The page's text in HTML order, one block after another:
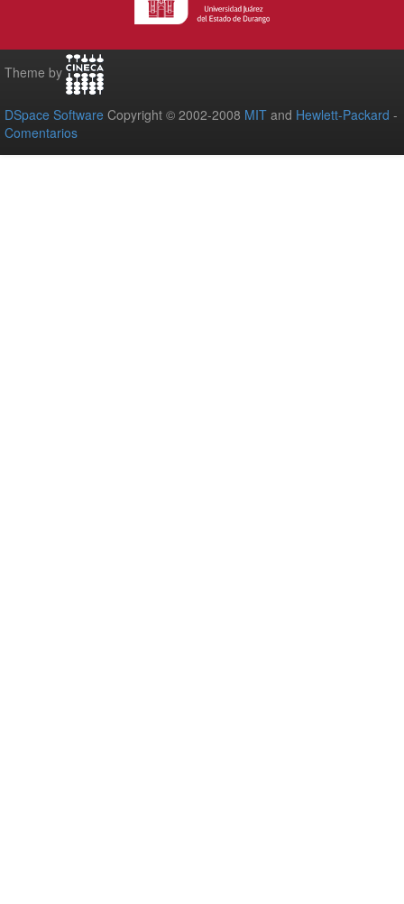
Theme by
DSpace Software Copyright © 2002-2008 MIT and Hewlett-Packard -
Comentarios